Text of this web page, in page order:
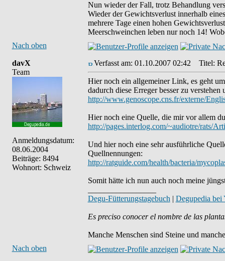
Nun wieder der Fall, trotz Behandlung
Wieder der Gewichtsverlust innerhalb
mehrere Tage einen hohen
Meerschweinchen leben nur noch 14!
Nach oben
davX
Team
Anmeldungsdatum:
08.06.2004
Beiträge: 8494
Wohnort: Schweiz
Verfasst am: 01.10.2007 02:42 Titel:
Hier noch ein allgemeiner Link, es geht
dadurch diese Erreger besser zu
http://www.genoscope.cns.fr/externe/
Hier noch eine Quelle, die mir vor allem
http://pages.interlog.com/~audiotre/rats/
Und hier noch eine sehr ausführliche
Quellnennungen:
http://ratguide.com/health/bacteria/
Somit hätte ich nun auch noch meine
Degu-Fütterungstagebuch | Degupedia bei
Es preciso conocer el nombre de las
Manche Menschen sind Steine und
Nach oben